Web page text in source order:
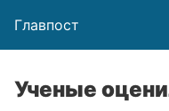
Главпост
Ученые